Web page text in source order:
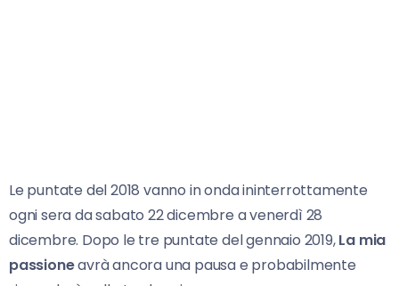
Le puntate del 2018 vanno in onda ininterrottamente
ogni sera da sabato 22 dicembre a venerdì 28
dicembre. Dopo le tre puntate del gennaio 2019,La mia
passioneavrà ancora una pausa e probabilmente